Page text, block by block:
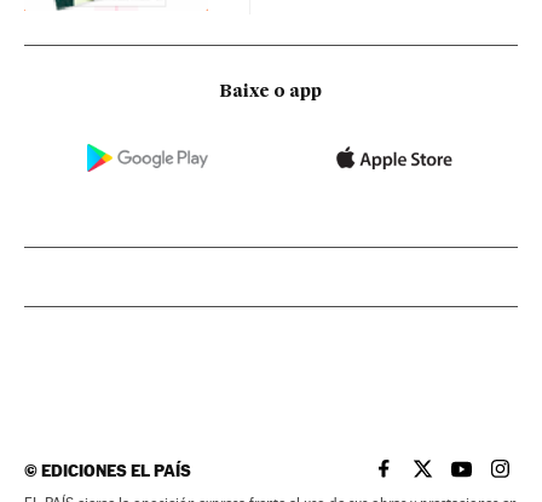
Baixe o app
©EDICIONES EL PAÍS EL PAÍS BRASIL EN
EL PAÍSEL PAÍS
EL